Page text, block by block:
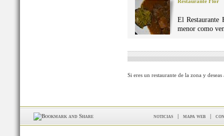
El Restaurante
menor como
Si eres un restaurante de la zona y
noticias | mapa web |